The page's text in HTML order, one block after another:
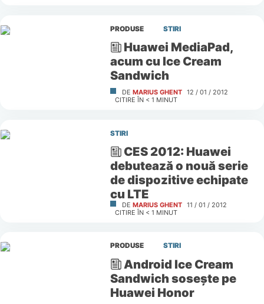
PRODUSE STIRI
Huawei MediaPad,
acum cu Ice Cream
Sandwich
DE MARIUS GHENT 12 / 01 / 2012
CITIRE ÎN < 1 MINUT
STIRI
CES 2012: Huawei
debutează o nouă serie
de dispozitive echipate
cu LTE
DE MARIUS GHENT 11 / 01 / 2012
CITIRE ÎN < 1 MINUT
PRODUSE STIRI
Android Ice Cream
Sandwich soseşte pe
Huawei Honor